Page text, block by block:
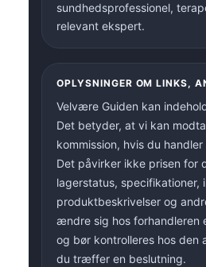
sundhedsprofessionel,
relevant ekspert.
OPLYSNINGER OM LINKS,
Velvære Guiden kan
Det betyder, at vi kan
kommission, hvis du
Det påvirker ikke prisen for
lagerstatus, specifikationer,
produktbeskrivelser og
ændre sig hos forhandleren
og bør kontrolleres hos den
du træffer en beslutning.